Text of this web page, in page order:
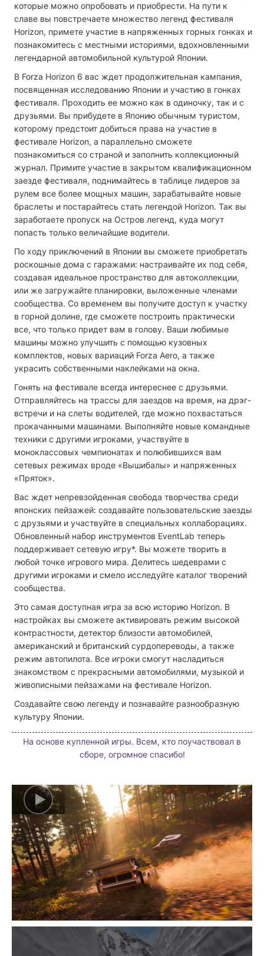
которые можно опробовать и приобрести. На пути к
славе вы повстречаете множество легенд фестиваля
Horizon, примете участие в напряженных горных гонках и
познакомитесь с местными историями, вдохновленными
легендарной автомобильной культурой Японии.
В Forza Horizon 6 вас ждет продолжительная кампания,
посвященная исследованию Японии и участию в гонках
фестиваля. Проходить ее можно как в одиночку, так и с
друзьями. Вы прибудете в Японию обычным туристом,
которому предстоит добиться права на участие в
фестивале Horizon, а параллельно сможете
познакомиться со страной и заполнить коллекционный
журнал. Примите участие в закрытом квалификационном
заезде фестиваля, поднимайтесь в таблице лидеров за
рулем все более мощных машин, зарабатывайте новые
браслеты и постарайтесь стать легендой Horizon. Так вы
заработаете пропуск на Остров легенд, куда могут
попасть только величайшие водители.
По ходу приключений в Японии вы сможете приобретать
роскошные дома с гаражами: настраивайте их под себя,
создавая идеальное пространство для автоколлекции,
или же загружайте планировки, выложенные членами
сообщества. Со временем вы получите доступ к участку
в горной долине, где сможете построить практически
все, что только придет вам в голову. Ваши любимые
машины можно улучшить с помощью кузовных
комплектов, новых вариаций Forza Aero, а также
украсить собственными наклейками на окна.
Гонять на фестивале всегда интереснее с друзьями.
Отправляйтесь на трассы для заездов на время, на дрэг-
встречи и на слеты водителей, где можно похвастаться
прокачанными машинами. Выполняйте новые командные
техники с другими игроками, участвуйте в
моноклассовых чемпионатах и полюбившихся вам
сетевых режимах вроде «Вышибалы» и напряженных
«Пряток».
Вас ждет непревзойденная свобода творчества среди
японских пейзажей: создавайте пользовательские заезды
с друзьями и участвуйте в специальных коллаборациях.
Обновленный набор инструментов EventLab теперь
поддерживает сетевую игру*. Вы можете творить в
любой точке игрового мира. Делитесь шедеврами с
другими игроками и смело исследуйте каталог творений
сообщества.
Это самая доступная игра за всю историю Horizon. В
настройках вы сможете активировать режим высокой
контрастности, детектор близости автомобилей,
американский и британский сурдопереводы, а также
режим автопилота. Все игроки смогут насладиться
знакомством с прекрасными автомобилями, музыкой и
живописными пейзажами на фестивале Horizon.
Создавайте свою легенду и познавайте разнообразную
культуру Японии.
На основе купленной игры. Всем, кто поучаствовал в
сборе, огромное спасибо!